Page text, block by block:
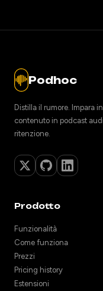
Podhoc
Distilla il rumore. Impara
contenuto in podcast
ritenzione.
Prodotto
Funzionalità
Come funziona
Prezzi
Pricing history
Estensioni